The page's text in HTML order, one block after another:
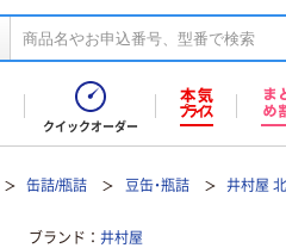
クイックオーダー
缶詰/瓶詰 豆缶・瓶詰 井村屋
ブランド 井村屋